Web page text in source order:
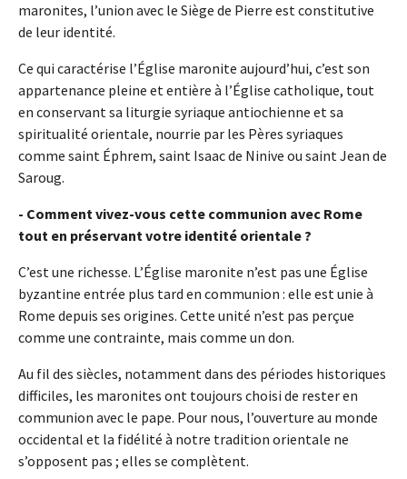
maronites, l’union avec le Siège de Pierre est constitutive
de leur identité.
Ce qui caractérise l’Église maronite aujourd’hui, c’est son
appartenance pleine et entière à l’Église catholique, tout
en conservant sa liturgie syriaque antiochienne et sa
spiritualité orientale, nourrie par les Pères syriaques
comme saint Éphrem, saint Isaac de Ninive ou saint Jean de
Saroug.
- Comment vivez-vous cette communion avec Rome
tout en préservant votre identité orientale ?
C’est une richesse. L’Église maronite n’est pas une Église
byzantine entrée plus tard en communion : elle est unie à
Rome depuis ses origines. Cette unité n’est pas perçue
comme une contrainte, mais comme un don.
Au fil des siècles, notamment dans des périodes historiques
difficiles, les maronites ont toujours choisi de rester en
communion avec le pape. Pour nous, l’ouverture au monde
occidental et la fidélité à notre tradition orientale ne
s’opposent pas ; elles se complètent.